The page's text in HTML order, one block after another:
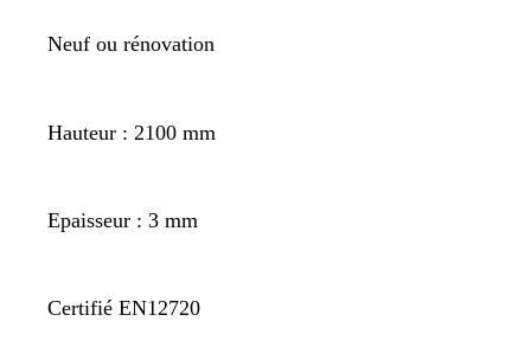
Neuf ou rénovation
Hauteur : 2100 mm
Epaisseur : 3 mm
Certifié EN12720